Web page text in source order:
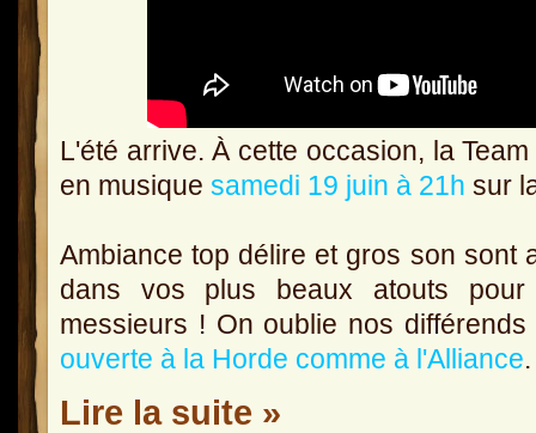
L'été arrive. À cette occasion, la
en musique samedi 19 juin à 21h sur
Ambiance top délire et gros son sont
dans vos plus beaux atouts
messieurs ! On oublie nos
ouverte à la Horde comme à l'Alliance.
Lire la suite »